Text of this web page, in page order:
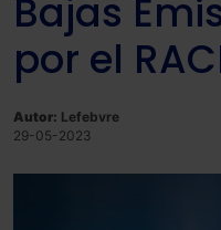
Bajas
por el
Autor: Lefebvre
29-05-2023